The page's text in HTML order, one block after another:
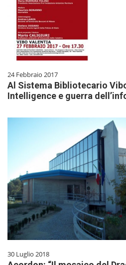
24 Febbraio 2017
Al Sistema Bibliotecario
Intelligence e guerra
30 Luglio 2018